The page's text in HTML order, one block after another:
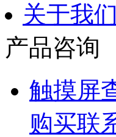
关于我们
产品咨询
触摸屏
购买联